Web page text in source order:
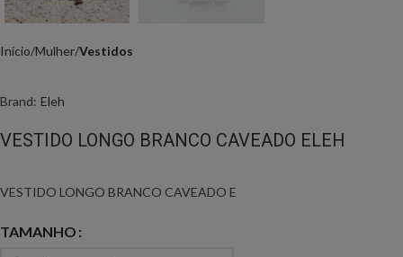
Início Mulher Vestidos
Brand: Eleh
VESTIDO LONGO BRANCO CAVEADO ELEH
VESTIDO LONGO BRANCO CAVEADO E
TAMANHO